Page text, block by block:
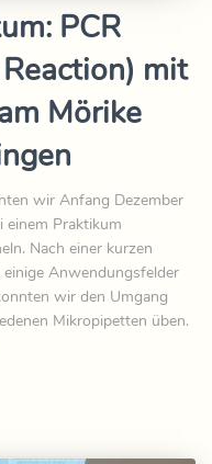
PCR
mit
Mörike
wir Anfang Dezember
einem Praktikum
Nach einer kurzen
Anwendungsfelder
wir den Umgang
Mikropipetten üben.